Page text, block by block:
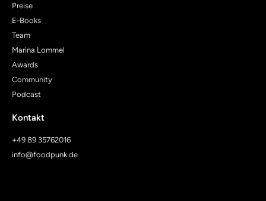
Preise
E-Books
Team
Marina Lommel
Awards
Community
Podcast
Kontakt
+49 89 35762016
info@foodpunk.de